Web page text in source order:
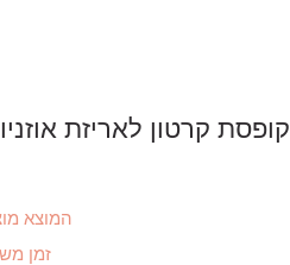
קופסת קרטון לאריזת
המוצא
זמן